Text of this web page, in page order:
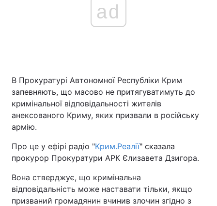
ad
В Прокуратурі Автономної Республіки Крим
запевняють, що масово не притягуватимуть до
кримінальної відповідальності жителів
анексованого Криму, яких призвали в російську
армію.
Про це у ефірі радіо "Крим.Реалії" сказала
прокурор Прокуратури АРК Єлизавета Дзигора.
Вона стверджує, що кримінальна
відповідальність може наставати тільки, якщо
призваний громадянин вчинив злочин згідно з